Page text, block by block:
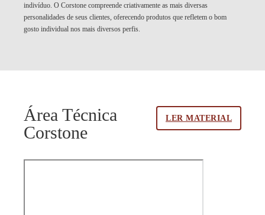
indivíduo. O Corstone compreende criativamente as mais diversas
personalidades de seus clientes, oferecendo produtos que refletem o bom
gosto individual nos mais diversos perfis.
Área Técnica
Corstone
LER MATERIAL